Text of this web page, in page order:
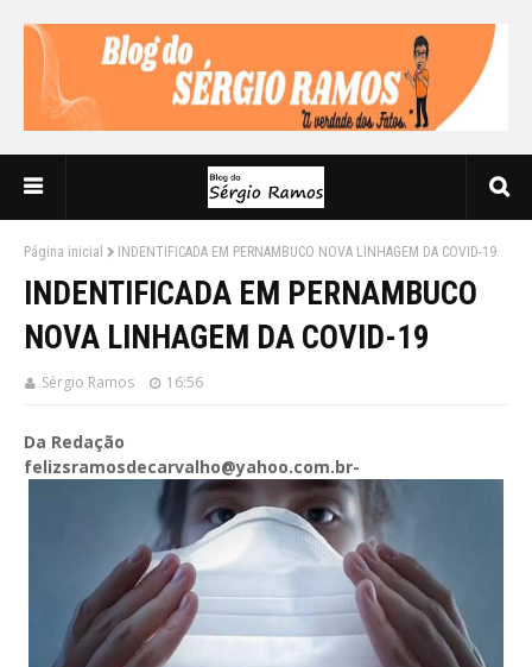
Página inicial INDENTIFICADA EM PERNAMBUCO NOVA LINHAGEM DA COVID-19
INDENTIFICADA EM PERNAMBUCO
NOVA LINHAGEM DA COVID-19
Sérgio Ramos 16:56
Da Redação
felizsramosdecarvalho@yahoo.com.br-